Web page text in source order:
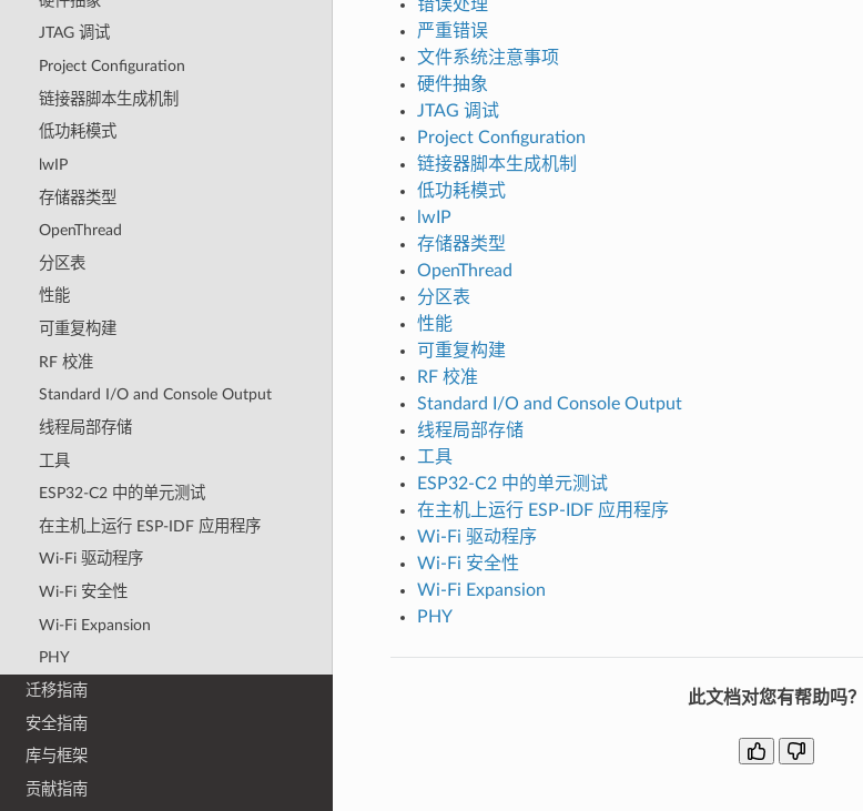
JTAG 调试
Project Configuration
链接器脚本生成机制
低功耗模式
lwIP
存储器类型
OpenThread
分区表
性能
可重复构建
RF 校准
Standard I/O and Console Output
线程局部存储
工具
ESP32-C2 中的单元测试
在主机上运行 ESP-IDF 应用程序
Wi-Fi 驱动程序
Wi-Fi 安全性
Wi-Fi Expansion
PHY
迁移指南
安全指南
库与框架
贡献指南
错误处理
严重错误
文件系统注意事项
硬件抽象
JTAG 调试
Project Configuration
链接器脚本生成机制
低功耗模式
lwIP
存储器类型
OpenThread
分区表
性能
可重复构建
RF 校准
Standard I/O and Console Output
线程局部存储
工具
ESP32-C2 中的单元测试
在主机上运行 ESP-IDF 应用程序
Wi-Fi 驱动程序
Wi-Fi 安全性
Wi-Fi Expansion
PHY
此文档对您有帮助吗？